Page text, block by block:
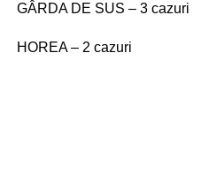
GÂRDA DE SUS – 3 cazuri
HOREA – 2 cazuri